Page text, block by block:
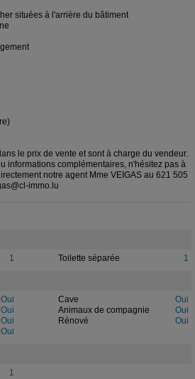
situées à l'arrière du bâtiment
le prix de vente et sont à charge du vendeur.
informations complémentaires, n'hésitez pas à
notre agent Mme VEIGAS au 621 505
immo.lu
1 Toilette séparée 1
Oui Cave
Oui
Oui Animaux de compagnie
Oui
Oui Rénové
Oui
Oui
1